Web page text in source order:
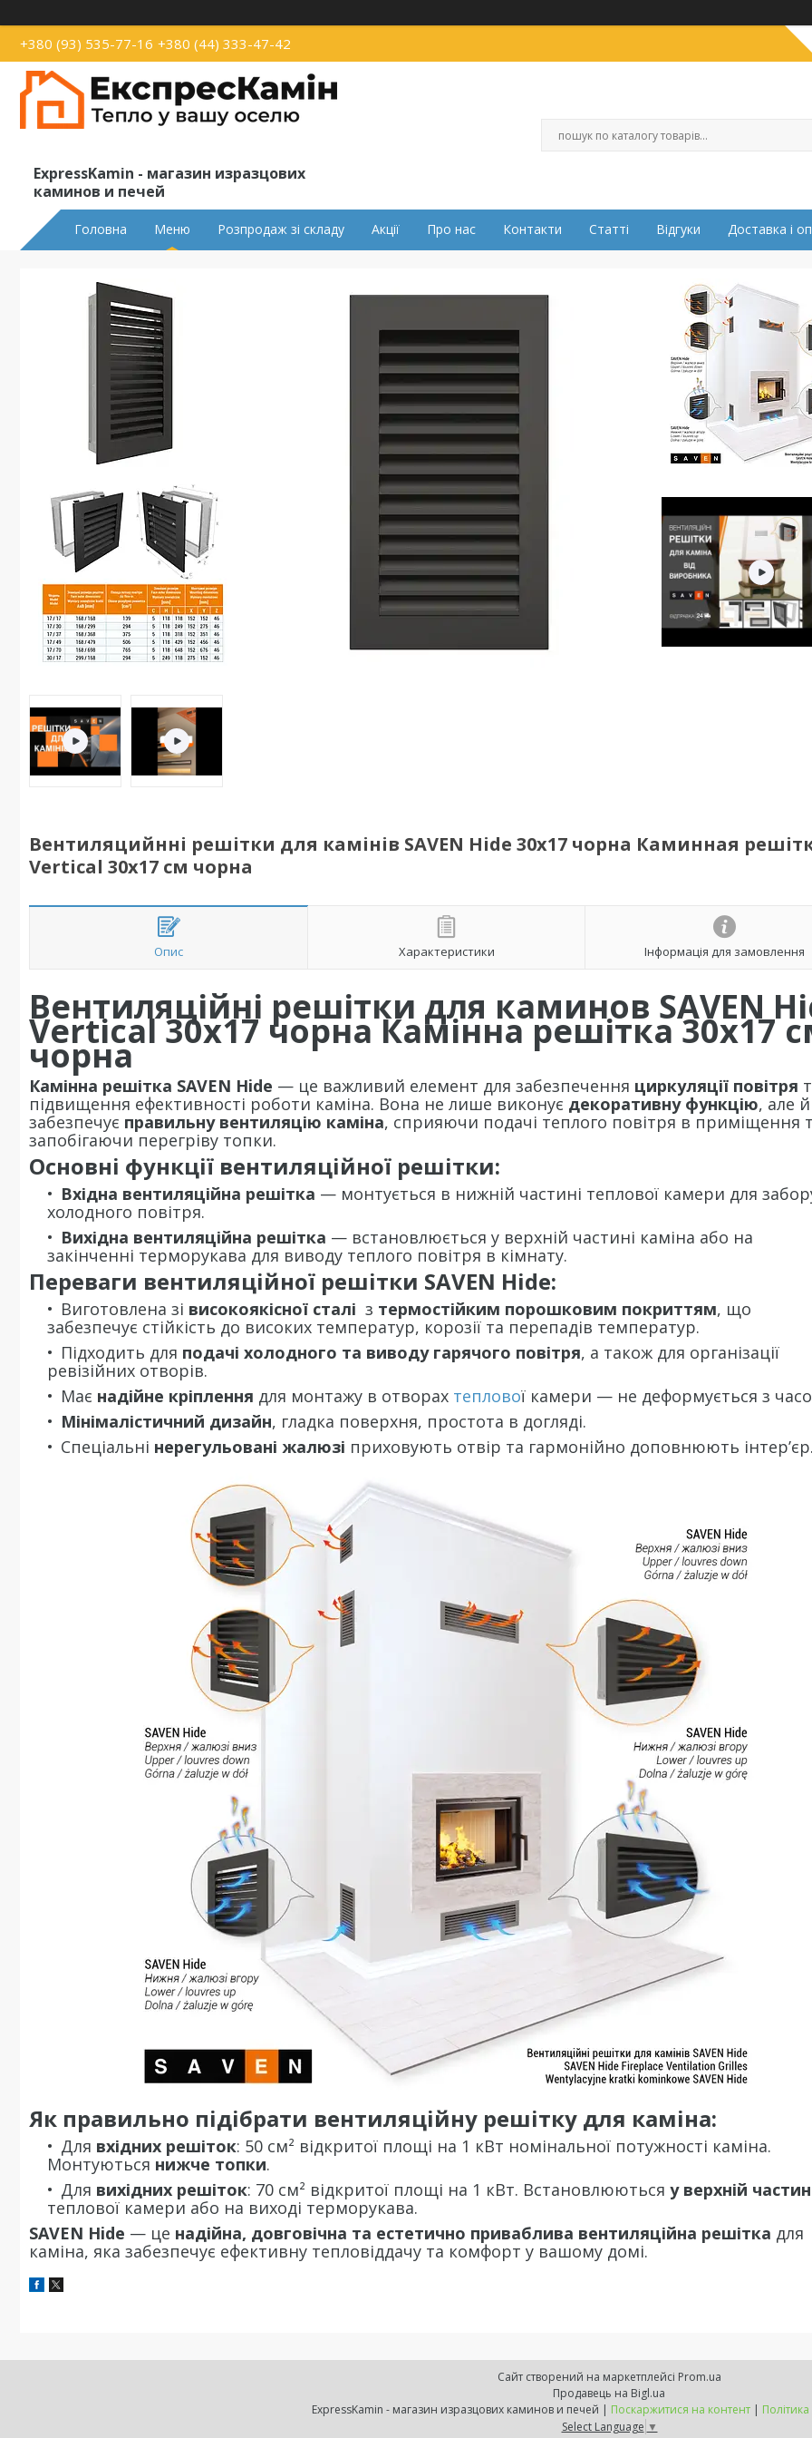
+380 (93) 535-77-16 +380 (44) 333-47-42
ExpressKamin - магазин изразцових
каминов и печей
Головна Меню Розпродаж зі складу Акції Про нас Контакти Статті Відгуки Доставка і
Вентиляцийнні решітки для камінів SAVEN Hide 30x17 чорна Каминная
Vertical 30x17 см чорна
Опис Характеристики Інформація для замовлення
Вентиляційні решітки для каминов SAVEN
Vertical 30x17 чорна Камінна решітка 30х17
чорна
Камінна решітка SAVEN Hide — це важливий елемент для забезпечення циркуляції повітря
підвищення ефективності роботи каміна. Вона не лише виконує декоративну функцію, але й
забезпечує правильну вентиляцію каміна, сприяючи подачі теплого повітря в приміщення
запобігаючи перегріву топки.
Основні функції вентиляційної решітки:
Вхідна вентиляційна решітка — монтується в нижній частині теплової камери для
холодного повітря.
Вихідна вентиляційна решітка — встановлюється у верхній частині каміна або на
закінченні терморукава для виводу теплого повітря в кімнату.
Переваги вентиляційної решітки SAVEN Hide:
Виготовлена зі високоякісної сталі з термостійким порошковим покриттям, що
забезпечує стійкість до високих температур, корозії та перепадів температур.
Підходить для подачі холодного та виводу гарячого повітря, а також для організації
ревізійних отворів.
Має надійне кріплення для монтажу в отворах теплової камери — не деформується з
Мінімалістичний дизайн, гладка поверхня, простота в догляді.
Спеціальні нерегульовані жалюзі приховують отвір та гармонійно доповнюють
Як правильно підібрати вентиляційну решітку для каміна:
Для вхідних решіток: 50 см² відкритої площі на 1 кВт номінальної потужності каміна.
Монтуються нижче топки.
Для вихідних решіток: 70 см² відкритої площі на 1 кВт. Встановлюються у верхній
теплової камери або на виході терморукава.
SAVEN Hide — це надійна, довговічна та естетично приваблива вентиляційна решітка для
каміна, яка забезпечує ефективну тепловіддачу та комфорт у вашому домі.
Сайт створений на маркетплейсі Prom.ua
Продавець на Bigl.ua
ExpressKamin - магазин изразцових каминов и печей | Поскаржитися на контент |
Select Language ▼